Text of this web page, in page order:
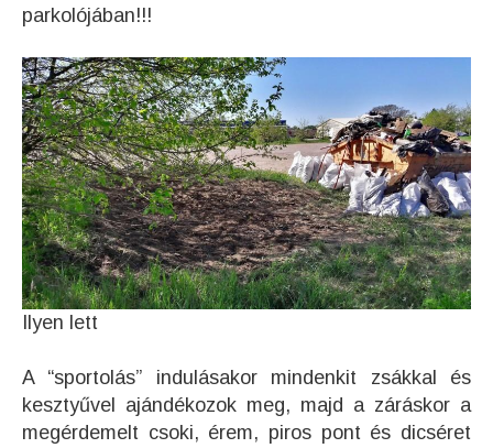
parkolójában!!!
Ilyen lett
A “sportolás” indulásakor mindenkit zsákkal és
kesztyűvel ajándékozok meg, majd a záráskor a
megérdemelt csoki, érem, piros pont és dicséret